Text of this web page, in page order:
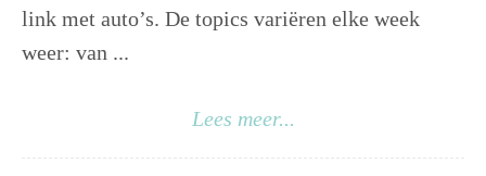
link met auto’s. De topics variëren elke week
weer: van ...
Lees meer...